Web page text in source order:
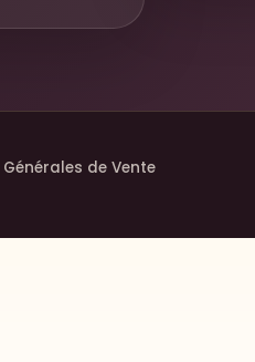
de Vente